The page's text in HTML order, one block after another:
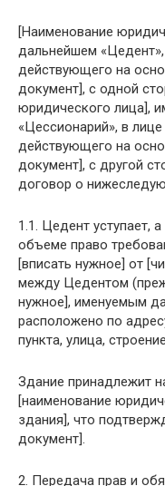
[Наименование
дальнейшем
действующего на
документ], с одной
юридического лица],
«Цессионарий», в
действующего на
документ], с другой
договор о
1.1. Цедент уступает,
объеме право
[вписать нужное] от
между Цедентом
нужное], именуемым
расположено по
пункта, улица,
Здание принадлежит
[наименование
здания], что
документ].
2. Передача прав и